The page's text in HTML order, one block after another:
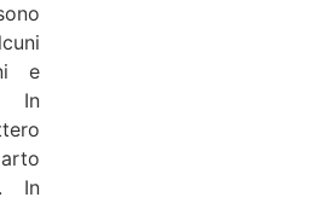
e
In
In